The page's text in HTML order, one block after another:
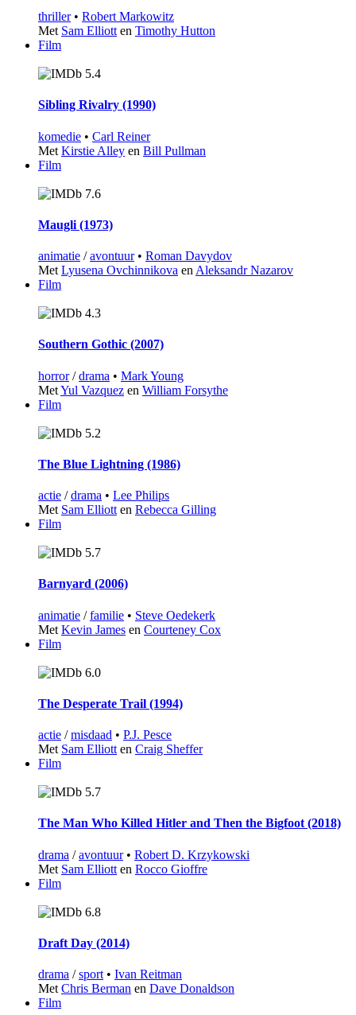
thriller• Robert Markowitz
Met Sam Elliott en Timothy Hutton
Film
5.4
Sibling Rivalry (1990)
komedie • Carl Reiner
Met Kirstie Alley en Bill Pullman
Film
7.6
Maugli (1973)
animatie /avontuur• Roman Davydov
Met Lyusena Ovchinnikova en Aleksandr Nazarov
Film
4.3
Southern Gothic (2007)
horror/drama • Mark Young
MetYul Vazquez en William Forsythe
Film
5.2
The Blue Lightning (1986)
actie /drama • Lee Philips
Met Sam Elliott en Rebecca Gilling
Film
5.7
Barnyard (2006)
animatie /familie • Steve Oedekerk
Met Kevin James en Courteney Cox
Film
6.0
The Desperate Trail (1994)
actie /misdaad • P.J. Pesce
Met Sam Elliott en Craig Sheffer
Film
5.7
The Man Who Killed Hitler and Then the Bigfoot (2018)
drama /avontuur• Robert D. Krzykowski
Met Sam Elliott en Rocco Gioffre
Film
6.8
Draft Day (2014)
drama /sport • Ivan Reitman
Met Chris Berman en Dave Donaldson
Film